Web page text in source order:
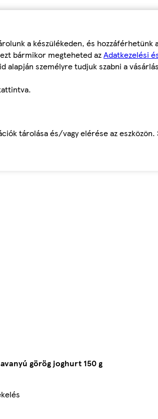
a készülékeden, és hozzáférhetünk
bármikor megteheted azAdatkezelési
személyre tudjuk szabni a
tárolása és/vagy elérése az
görög joghurt 150 g